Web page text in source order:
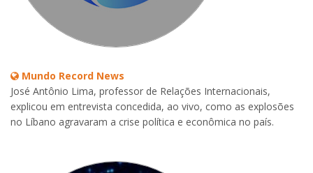
Mundo Record News
José Antônio Lima, professor de Relações Internacionais,
explicou em entrevista concedida, ao vivo, como as explosões
no Líbano agravaram a crise política e econômica no país.